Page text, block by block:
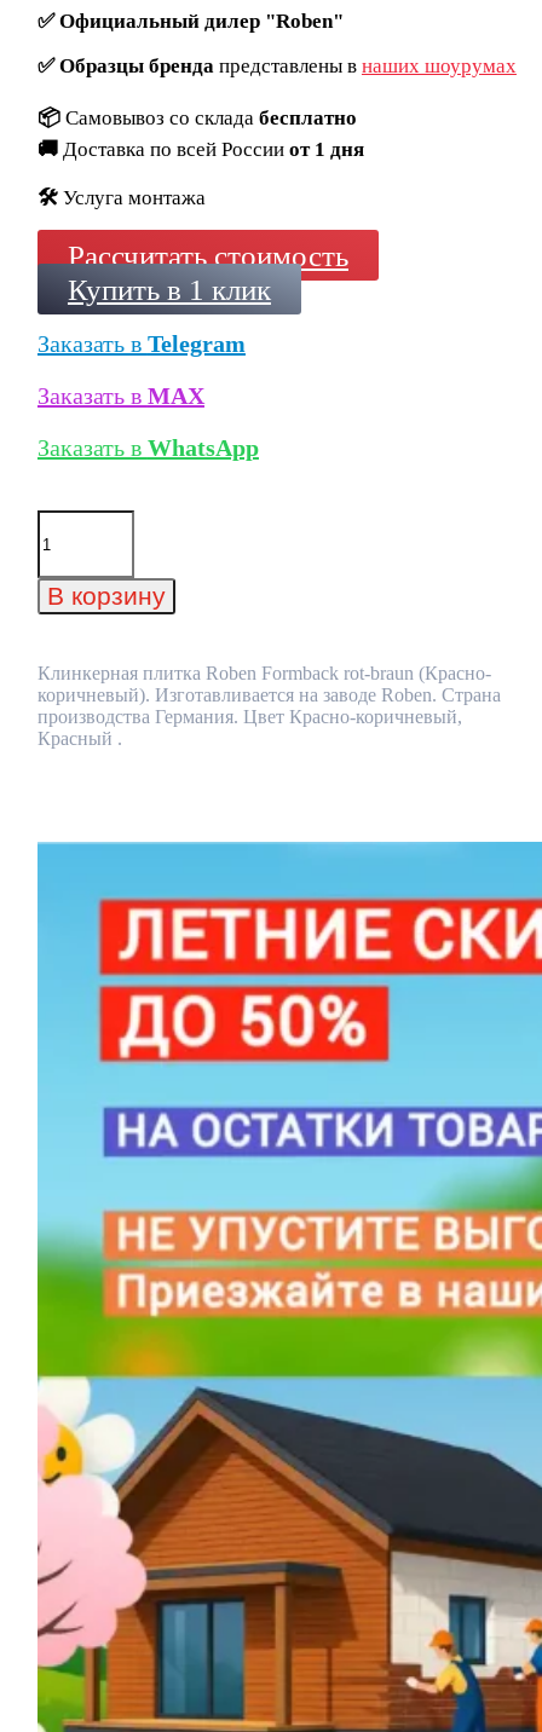
✅Официальный дилер "Roben"
✅Образцы брендапредставлены в наших шоурумах
📦 Самовывоз со склада бесплатно
🚚 Доставка по всей России от 1 дня
🛠️ Услуга монтажа
Рассчитать стоимость
Купить в 1 клик
Заказать в Telegram
Заказать в MAX
Заказать в WhatsApp
Количество
товара
плитка
Roben
braun
(Красно-
коричневый)
В корзину
Клинкерная плитка Roben Formback rot-braun (Красно-
коричневый). Изготавливается на заводе Roben. Страна
производства Германия. Цвет Красно-коричневый,
Красный .